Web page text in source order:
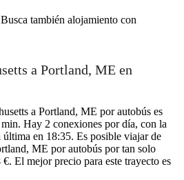
Busca también alojamiento con
a Portland, ME en
a Portland, ME por autobús es
Hay 2 conexiones por día, con la
en 18:35. Es posible viajar de
ME por autobús por tan solo
El mejor precio para este trayecto es